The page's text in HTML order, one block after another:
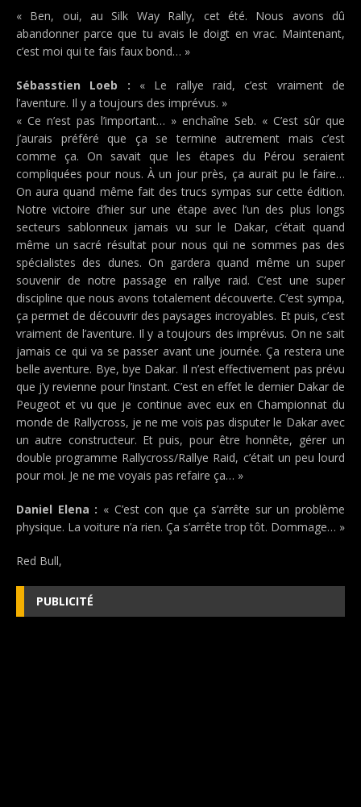
« Ben, oui, au Silk Way Rally, cet été. Nous avons dû
abandonner parce que tu avais le doigt en vrac. Maintenant,
c’est moi qui te fais faux bond… »
Sébasstien Loeb : « Le rallye raid, c’est vraiment de
l’aventure. Il y a toujours des imprévus. »
« Ce n’est pas l’important… » enchaîne Seb. « C’est sûr que
j’aurais préféré que ça se termine autrement mais c’est
comme ça. On savait que les étapes du Pérou seraient
compliquées pour nous. À un jour près, ça aurait pu le faire…
On aura quand même fait des trucs sympas sur cette édition.
Notre victoire d’hier sur une étape avec l’un des plus longs
secteurs sablonneux jamais vu sur le Dakar, c’était quand
même un sacré résultat pour nous qui ne sommes pas des
spécialistes des dunes. On gardera quand même un super
souvenir de notre passage en rallye raid. C’est une super
discipline que nous avons totalement découverte. C’est sympa,
ça permet de découvrir des paysages incroyables. Et puis, c’est
vraiment de l’aventure. Il y a toujours des imprévus. On ne sait
jamais ce qui va se passer avant une journée. Ça restera une
belle aventure. Bye, bye Dakar. Il n’est effectivement pas prévu
que j’y revienne pour l’instant. C’est en effet le dernier Dakar de
Peugeot et vu que je continue avec eux en Championnat du
monde de Rallycross, je ne me vois pas disputer le Dakar avec
un autre constructeur. Et puis, pour être honnête, gérer un
double programme Rallycross/Rallye Raid, c’était un peu lourd
pour moi. Je ne me voyais pas refaire ça… »
Daniel Elena : « C’est con que ça s’arrête sur un problème
physique. La voiture n’a rien. Ça s’arrête trop tôt. Dommage… »
Red Bull,
PUBLICITÉ